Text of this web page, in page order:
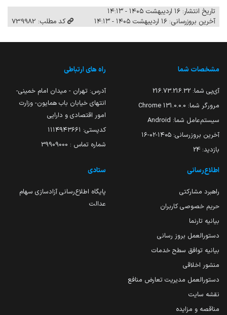
تاریخ انتشار: ۱۶ اردیبهشت ۱۴۰۵ - ۱۴:۱۳
آخرین بروزرسانی: ۱۶ اردیبهشت ۱۴۰۵ - ۱۴:۱۳
کد مطلب: 739982
مشخصات شما
آی‌پی شما: 216.73.216.32
مرورگر شما: 131.0.0.0 Chrome
سیستم‌عامل شما: Android
آخرین بروزرسانی: ۱۴۰۵-۰۲-۱۶
بازدید: 24
راه های ارتباطی
آدرس: تهران - میدان امام خمینی-
انتهای خیابان باب همایون- وزارت
امور اقتصادی و دارایی
کدپستی: ۱۱۱۴۹۴۳۶۶۱
شماره تماس : 39909000
اطلاع‌رسانی
راهبرد مشارکتی
حریم خصوصی کاربران
بیانیه تارنما
دستورالعمل بروز رسانی
بیانیه توافق سطح خدمات
منشور اخلاقی
دستورالعمل مدیریت تعارض منافع
نقشه سایت
مناقصه و مزایده
ستادی
پایگاه اطلاع‌رسانی آزادسازی سهام
عدالت